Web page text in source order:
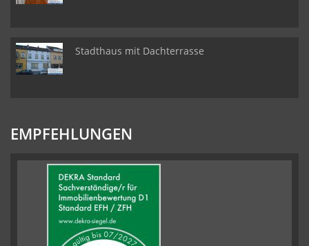
Stadthaus mit Dachterrasse
EMPFEHLUNGEN